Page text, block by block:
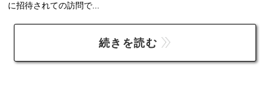
に招待されての訪問で...
続きを読む